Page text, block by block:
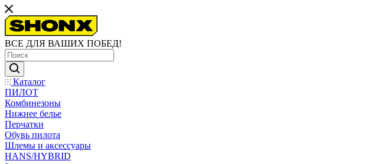
ВСЕ ДЛЯ ВАШИХ ПОБЕД!
Каталог
ПИЛОТ
Комбинезоны
Нижнее белье
Перчатки
Обувь пилота
Шлемы и аксессуары
HANS/HYBRID